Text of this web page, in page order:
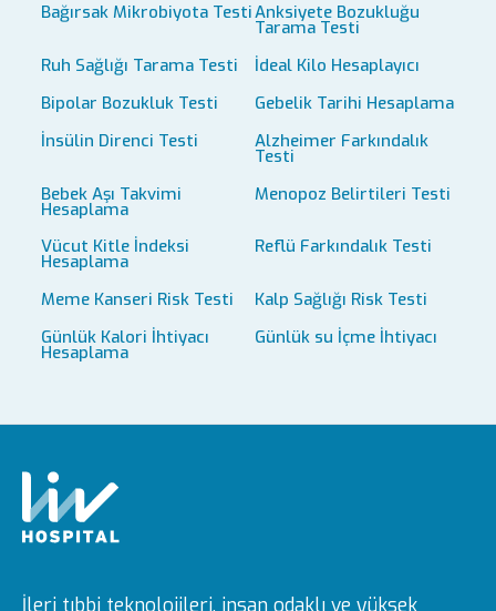
Bağırsak Mikrobiyota TestiAnksiyete Bozukluğu
Tarama Testi
Ruh Sağlığı Tarama Testi
İdeal Kilo Hesaplayıcı
Bipolar Bozukluk Testi
Gebelik Tarihi Hesaplama
İnsülin Direnci Testi
Alzheimer Farkındalık
Testi
Bebek Aşı Takvimi
Hesaplama
Menopoz Belirtileri Testi
Vücut Kitle İndeksi
Hesaplama
Reflü Farkındalık Testi
Meme Kanseri Risk Testi
Kalp Sağlığı Risk Testi
Günlük Kalori İhtiyacı
Hesaplama
Günlük su İçme İhtiyacı